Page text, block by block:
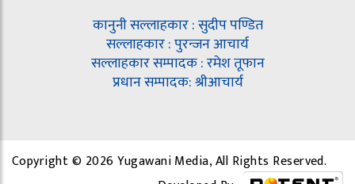
कानुनी सल्लाहकार : सुदीप पण्डित
सल्लाहकार : पुरन्जन आचार्य
सल्लाहकार सम्पादक : रमेश तूफान
प्रधान सम्पादक: श्रीआचार्य
Copyright © 2026 Yugawani Media, All Rights Reserved.